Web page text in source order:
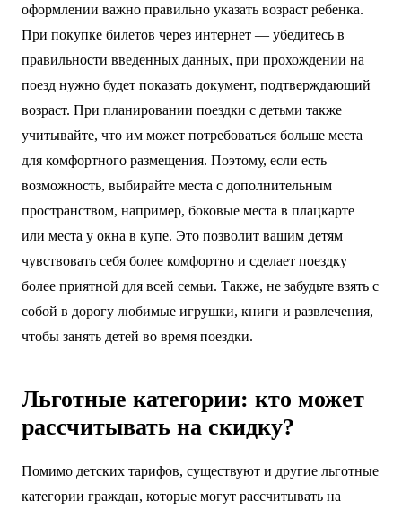
оформлении важно правильно указать возраст ребенка.
При покупке билетов через интернет — убедитесь в
правильности введенных данных, при прохождении на
поезд нужно будет показать документ, подтверждающий
возраст. При планировании поездки с детьми также
учитывайте, что им может потребоваться больше места
для комфортного размещения. Поэтому, если есть
возможность, выбирайте места с дополнительным
пространством, например, боковые места в плацкарте
или места у окна в купе. Это позволит вашим детям
чувствовать себя более комфортно и сделает поездку
более приятной для всей семьи. Также, не забудьте взять с
собой в дорогу любимые игрушки, книги и развлечения,
чтобы занять детей во время поездки.
Льготные категории: кто может
рассчитывать на скидку?
Помимо детских тарифов, существуют и другие льготные
категории граждан, которые могут рассчитывать на